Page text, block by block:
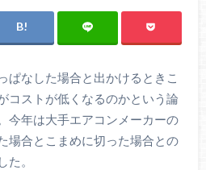
ぱなした場合と出かけるときこ
コストが低くなるのかという論
今年は大手エアコンメーカーの
場合とこまめに切った場合との
。